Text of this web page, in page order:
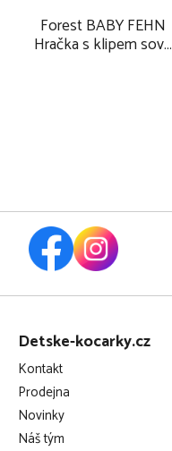
Forest BABY FEHN
Hračka s klipem sova
Z
Detske-kocarky.cz
Kontakt
Prodejna
Novinky
Náš tým